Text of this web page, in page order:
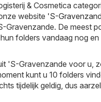
& Cosmetica
website 'S-
Gravenzande. De meest
folders vandaag nog en
'S-Gravenzande voor u,
kunt u 10 folders
tijdelijk geldig, dus